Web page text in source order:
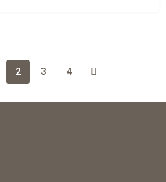
2 3 4